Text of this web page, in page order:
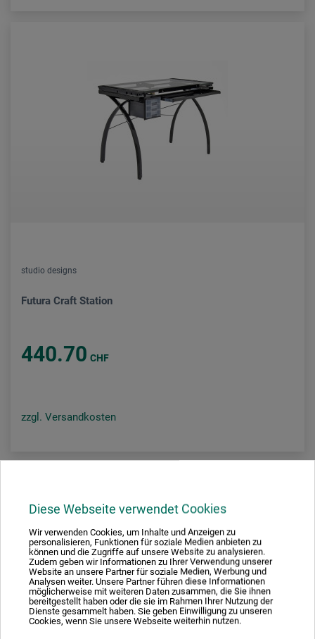
Diese Webseite verwendet Cookies
Wir verwenden Cookies, um Inhalte und Anzeigen zu
personalisieren, Funktionen für soziale Medien anbieten zu
können und die Zugriffe auf unsere Website zu analysieren.
Zudem geben wir Informationen zu Ihrer Verwendung unserer
Website an unsere Partner für soziale Medien, Werbung und
Analysen weiter. Unsere Partner führen diese Informationen
möglicherweise mit weiteren Daten zusammen, die Sie ihnen
bereitgestellt haben oder die sie im Rahmen Ihrer Nutzung der
Dienste gesammelt haben. Sie geben Einwilligung zu unseren
Cookies, wenn Sie unsere Webseite weiterhin nutzen.
studio designs
Futura Craft Station
440.70 CHF
zzgl. Versandkosten